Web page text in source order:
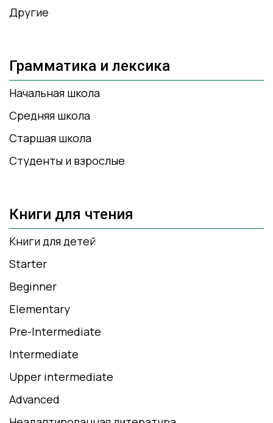
Другие
Грамматика и лексика
Начальная школа
Средняя школа
Старшая школа
Студенты и взрослые
Книги для чтения
Книги для детей
Starter
Beginner
Elementary
Pre-Intermediate
Intermediate
Upper intermediate
Advanced